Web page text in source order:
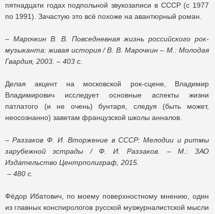
пятнадцати годах подпольной звукозаписи в СССР (с 1977
по 1991). Зачастую это всё похоже на авантюрный роман.
– Марочкин В. В. Повседневная жизнь российского рок-
музыканта: живая история / В. В. Марочкин – М.: Молодая
Гвардия, 2003. – 403 с.
Делая акцент на московской рок-сцене, Владимир
Владимирович исследует основные аспекты жизни
патлатого (и не очень) бунтаря, следуя (быть может,
неосознанно) заветам французской школы анналов.
– Раззаков Ф. И. Вторжение в СССР: Мелодии и ритмы
зарубежной эстрады / Ф. И. Раззаков. – М.: ЗАО
Издательство Центрполиграф, 2015.
– 480 с.
Фёдор Ибатович, по моему поверхностному мнению, один
из главных конспирологов русской музжурналистской мысли